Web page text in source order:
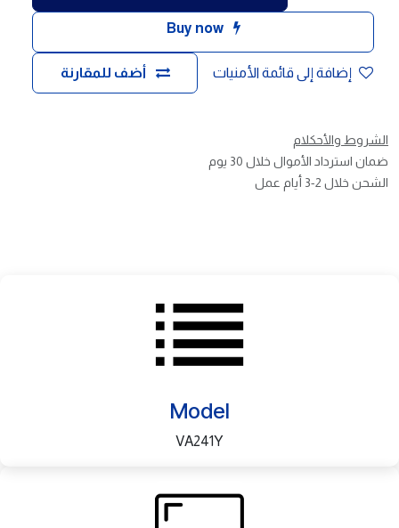
Buy now
أضف للمقارنة إضافة إلى قائمة الأمنيات
الشروط والأحكلام
ضمان استرداد الأموال خلال 30 يوم
الشحن خلال 2-3 أيام عمل
Model
VA241Y